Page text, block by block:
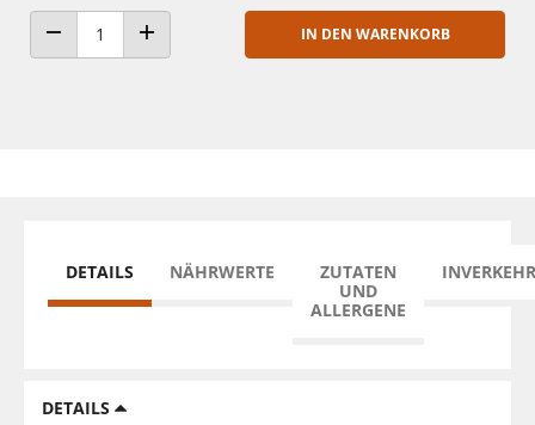
ANZAHL VERRINGERNANZAHL ERHÖHEN
IN DEN WARENKORB
DETAILS NÄHRWERTE
ZUTATEN
UND
ALLERGENE
DETAILS